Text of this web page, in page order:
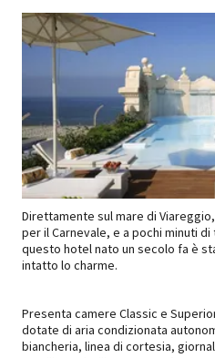
Direttamente sul mare di
per il Carnevale, e a pochi minuti
questo hotel nato un secolo fa è
intatto lo charme.
Presenta camere Classic e
dotate di aria condizionata
biancheria, linea di cortesia,